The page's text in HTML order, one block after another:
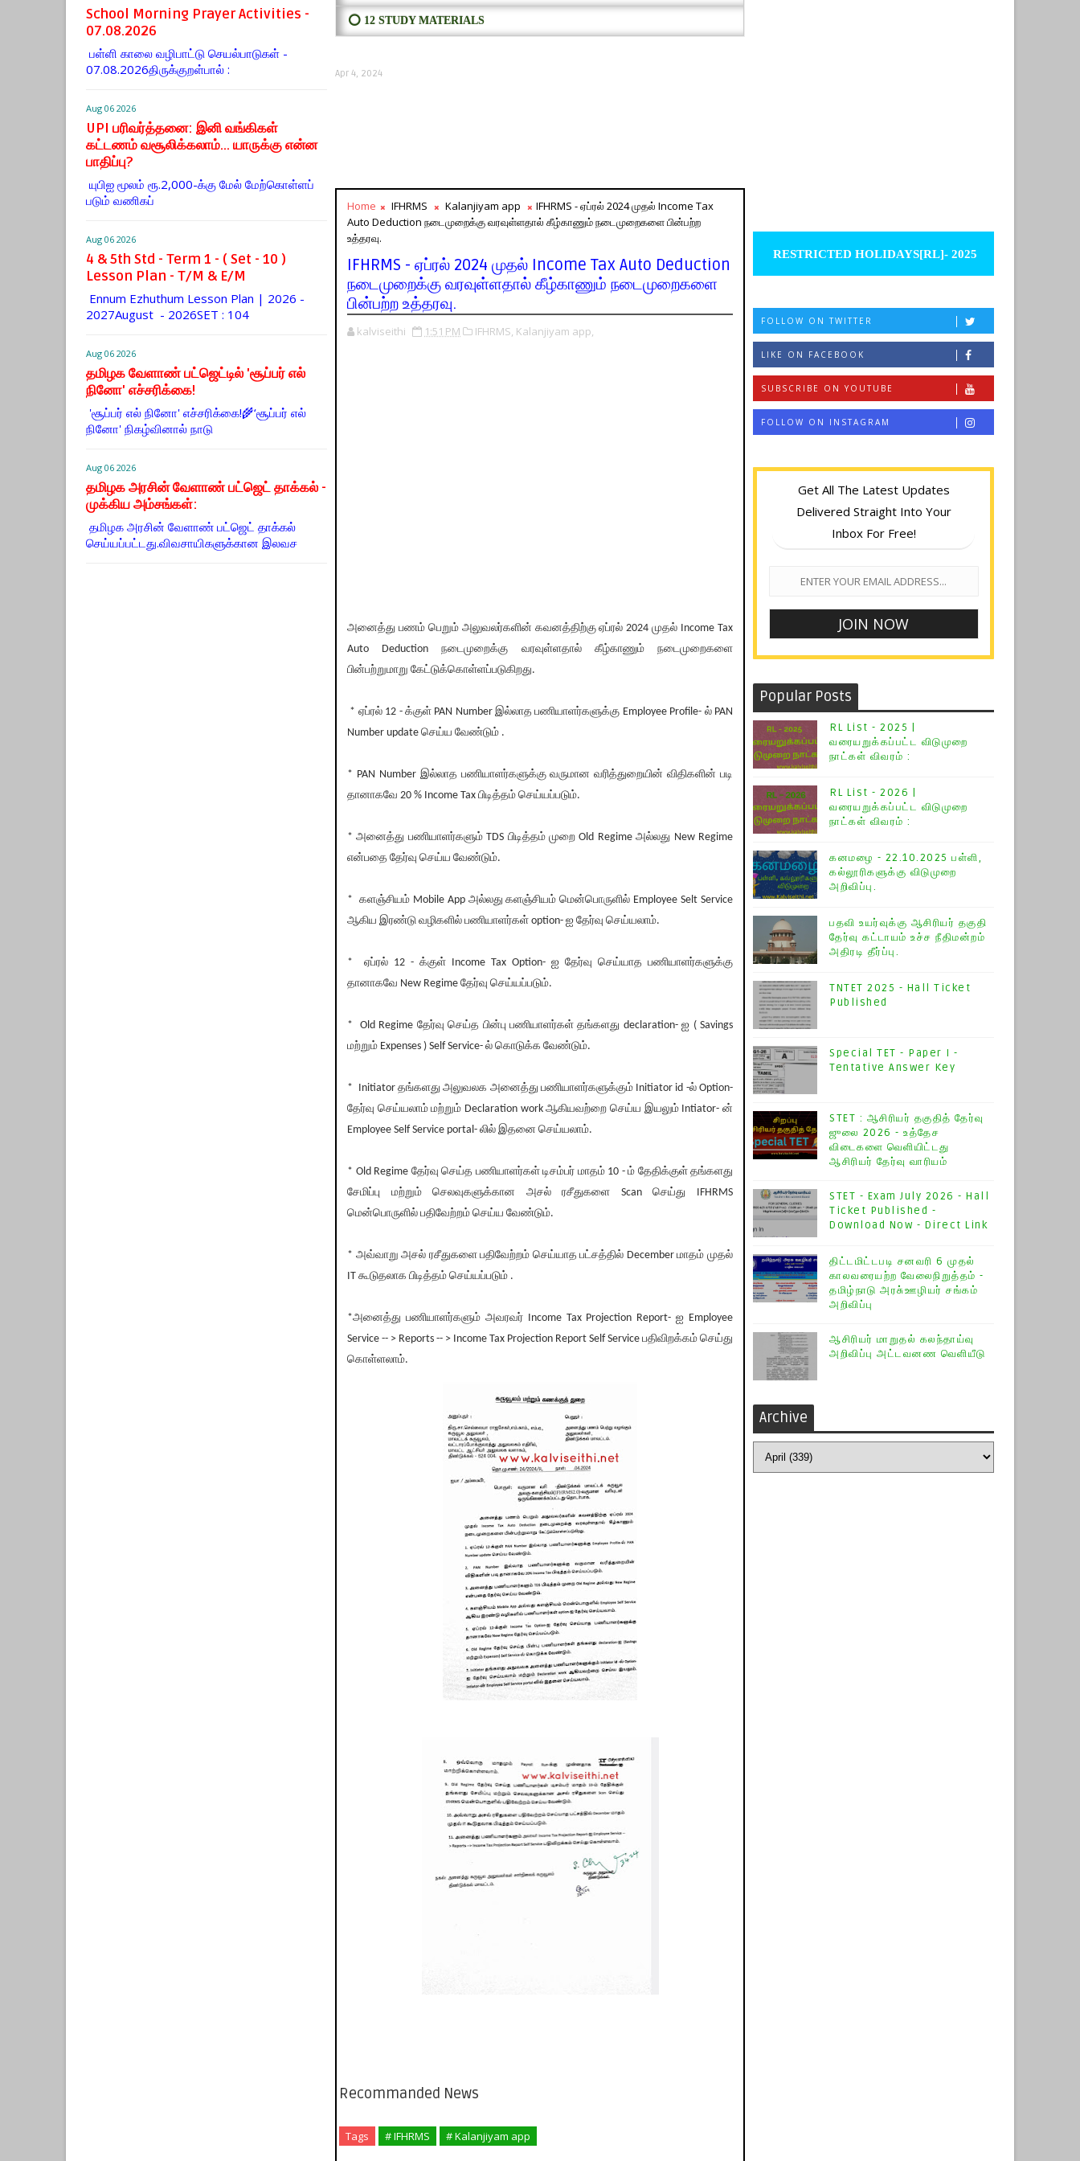
School Morning Prayer Activities -
07.08.2026
பள்ளி காலை வழிபாட்டு செயல்பாடுகள் -
07.08.2026திருக்குறள்பால் :
Aug 06 2026
UPI பரிவர்த்தனை: இனி வங்கிகள்
கட்டணம் வசூலிக்கலாம்... யாருக்கு என்ன
பாதிப்பு?
யுபிஐ மூலம் ரூ.2,000-க்கு மேல் மேற்​கொள்​ளப்​
படும் வணி​கப்
Aug 06 2026
4 & 5th Std - Term 1 - ( Set - 10 )
Lesson Plan - T/M & E/M
Ennum Ezhuthum Lesson Plan | 2026 -
2027August - 2026SET : 104
Aug 06 2026
தமிழக வேளாண் பட்ஜெட்டில் 'சூப்பர் எல்
நினோ' எச்சரிக்கை!
'சூப்பர் எல் நினோ' எச்சரிக்கை!🌾‘சூப்பர் எல்
நினோ' நிகழ்வினால் நாடு
Aug 06 2026
தமிழக அரசின் வேளாண் பட்ஜெட் தாக்கல் -
முக்கிய அம்சங்கள்:
தமிழக அரசின் வேளாண் பட்ஜெட் தாக்கல்
செய்யப்பட்டது.விவசாயிகளுக்கான இலவச
⭕ 12 STUDY MATERIALS
Apr 4, 2024
Home IFHRMS Kalanjiyam app
IFHRMS - ஏப்ரல் 2024 முதல் Income Tax
Auto Deduction நடைமுறைக்கு வரவுள்ளதால் கீழ்காணும் நடைமுறைகளை பின்பற்ற
உத்தரவு.
IFHRMS - ஏப்ரல் 2024 முதல் Income Tax Auto Deduction
நடைமுறைக்கு வரவுள்ளதால் கீழ்காணும் நடைமுறைகளை
பின்பற்ற உத்தரவு.
kalviseithi 1:51 PM IFHRMS, Kalanjiyam app,
அனைத்து பணம் பெறும் அலுவலர்களின் கவனத்திற்கு ஏப்ரல் 2024 முதல் Income Tax
Auto Deduction நடைமுறைக்கு வரவுள்ளதால் கீழ்காணும் நடைமுறைகளை
பின்பற்றுமாறு கேட்டுக்கொள்ளப்படுகிறது.
* ஏப்ரல் 12 - க்குள் PAN Number இல்லாத பணியாளர்களுக்கு Employee Profile- ல் PAN
Number update செய்ய வேண்டும் .
* PAN Number இல்லாத பணியாளர்களுக்கு வருமான வரித்துறையின் விதிகளின் படி
தானாகவே 20 % Income Tax பிடித்தம் செய்யப்படும்.
* அனைத்து பணியாளர்களும் TDS பிடித்தம் முறை Old Regime அல்லது New Regime
என்பதை தேர்வு செய்ய வேண்டும்.
* களஞ்சியம் Mobile App அல்லது களஞ்சியம் மென்பொருளில் Employee Selt Service
ஆகிய இரண்டு வழிகளில் பணியாளர்கள் option- ஐ தேர்வு செய்யலாம்.
* ஏப்ரல் 12 - க்குள் Income Tax Option- ஐ தேர்வு செய்யாத பணியாளர்களுக்கு
தானாகவே New Regime தேர்வு செய்யப்படும்.
* Old Regime தேர்வு செய்த பின்பு பணியாளர்கள் தங்களது declaration- ஐ ( Savings
மற்றும் Expenses ) Self Service- ல் கொடுக்க வேண்டும்.
* Initiator தங்களது அலுவலக அனைத்து பணியாளர்களுக்கும் Initiator id -ல் Option-
தேர்வு செய்யலாம் மற்றும் Declaration work ஆகியவற்றை செய்ய இயலும் Intiator- ன்
Employee Self Service portal- லில் இதனை செய்யலாம்.
* Old Regime தேர்வு செய்த பணியாளர்கள் டிசம்பர் மாதம் 10 - ம் தேதிக்குள் தங்களது
சேமிப்பு மற்றும் செலவுகளுக்கான அசல் ரசீதுகளை Scan செய்து IFHRMS
மென்பொருளில் பதிவேற்றம் செய்ய வேண்டும்.
* அவ்வாறு அசல் ரசீதுகளை பதிவேற்றம் செய்யாத பட்சத்தில் December மாதம் முதல்
IT கூடுதலாக பிடித்தம் செய்யப்படும் .
*அனைத்து பணியாளர்களும் அவரவர் Income Tax Projection Report- ஐ Employee
Service -- > Reports -- > Income Tax Projection Report Self Service பதிவிறக்கம் செய்து
கொள்ளலாம்.
Recommanded News
Tags # IFHRMS # Kalanjiyam app
RESTRICTED HOLIDAYS[RL]- 2025
FOLLOW ON TWITTER
LIKE ON FACEBOOK
SUBSCRIBE ON YOUTUBE
FOLLOW ON INSTAGRAM
Get All The Latest Updates
Delivered Straight Into Your
Inbox For Free!
Popular Posts
RL List - 2025 |
வரையறுக்கப்பட்ட விடுமுறை
நாட்கள் விவரம் :
RL List - 2026 |
வரையறுக்கப்பட்ட விடுமுறை
நாட்கள் விவரம் :
கனமழை - 22.10.2025 பள்ளி,
கல்லூரிகளுக்கு விடுமுறை
அறிவிப்பு.
பதவி உயர்வுக்கு ஆசிரியர் தகுதி
தேர்வு கட்டாயம் உச்ச நீதிமன்றம்
அதிரடி தீர்ப்பு.
TNTET 2025 - Hall Ticket
Published
Special TET - Paper I -
Tentative Answer Key
STET : ஆசிரியர் தகுதித் தேர்வு
ஜுலை 2026 - உத்தேச
விடைகளை வெளியிட்டது
ஆசிரியர் தேர்வு வாரியம்
STET - Exam July 2026 - Hall
Ticket Published -
Download Now - Direct Link
திட்டமிட்டபடி சனவரி 6 முதல்
காலவரையற்ற வேலைநிறுத்தம் -
தமிழ்நாடு அரசு்ஊழியர் சங்கம்
அறிவிப்பு
ஆசிரியர் மாறுதல் கலந்தாய்வு
அறிவிப்பு அட்டவனண வெளியீடு
Archive